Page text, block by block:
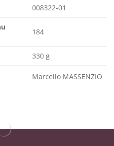
008322-01
184
330 g
Marcello MASSENZIO